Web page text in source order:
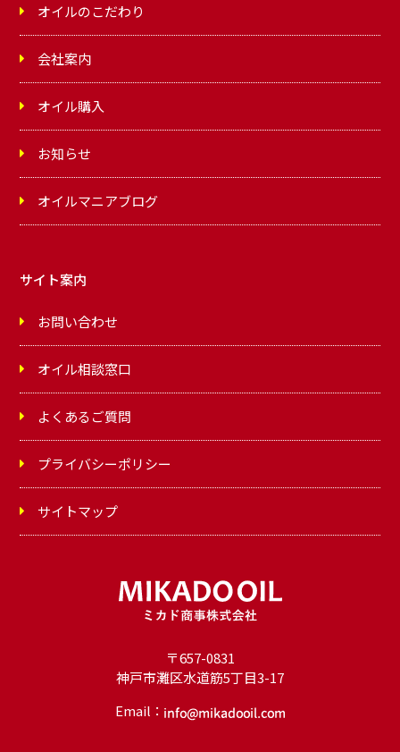
〒657-0831
神戸市灘区水道筋5丁目3-17
Email：
オイルのこだわり
会社案内
オイル購入
お知らせ
オイルマニアブログ
サイト案内
お問い合わせ
オイル相談窓口
よくあるご質問
プライバシーポリシー
サイトマップ